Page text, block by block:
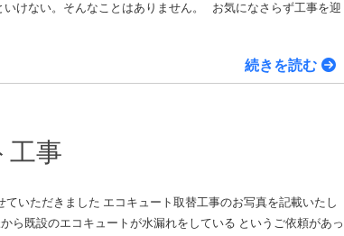
けない。そんなことはありません。 お気になさらず工事を迎
続きを読む
工事
いただきました エコキュート取替工事のお写真を記載いたし
設のエコキュートが水漏れをしている というご依頼があっ